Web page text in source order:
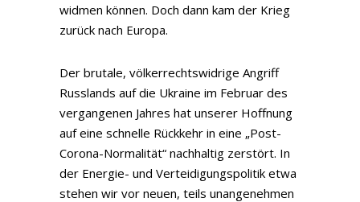
widmen können. Doch dann kam der Krieg
zurück nach Europa.
Der brutale, völkerrechtswidrige Angriff
Russlands auf die Ukraine im Februar des
vergangenen Jahres hat unserer Hoffnung
auf eine schnelle Rückkehr in eine „Post-
Corona-Normalität“ nachhaltig zerstört. In
der Energie- und Verteidigungspolitik etwa
stehen wir vor neuen, teils unangenehmen